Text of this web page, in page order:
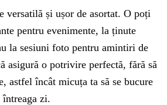
versatilă și ușor de asortat. O poți
pentru evenimente, la ținute
la sesiuni foto pentru amintiri de
asigură o potrivire perfectă, fără să
astfel încât micuța ta să se bucure
zi.